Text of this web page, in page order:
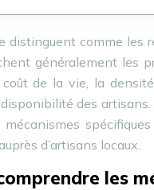
distinguent comme les
généralement les
de la vie, la
des
auprès d’artisans locaux.
les